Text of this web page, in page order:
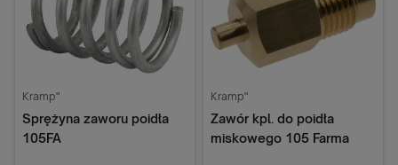
Kramp"
Sprężyna zaworu poidła
105FA
Kramp"
Zawór kpl. do poidła
miskowego 105 Farma